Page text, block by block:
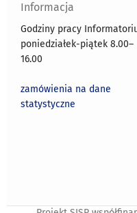
Informacja
Godziny pracy
poniedziałek-piątek 8.00–
16.00
zamówienia na dane
statystyczne